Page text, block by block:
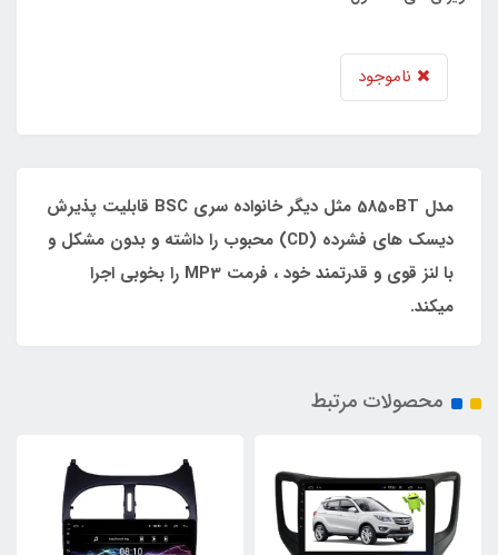
ناموجود
مدل 5850BT مثل دیگر خانواده سری BSC قابلیت پذیرش
دیسک های فشرده (CD) محبوب را داشته و بدون مشکل و
با لنز قوی و قدرتمند خود ، فرمت MP3 را بخوبی اجرا
میکند.
محصولات مرتبط